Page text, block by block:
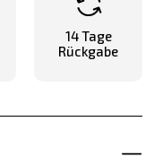
14 Tage
Rückgabe